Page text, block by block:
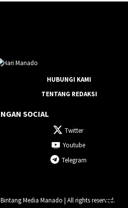
HUBUNGI KAMI
TENTANG REDAKSI
SOCIAL
Twitter
Youtube
Telegram
Media Manado | All rights reserved.